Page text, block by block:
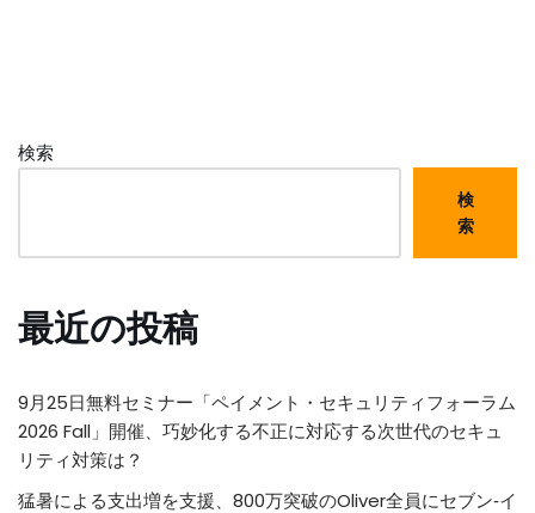
検索
検
索
最近の投稿
9月25日無料セミナー「ペイメント・セキュリティフォーラム
2026 Fall」開催、巧妙化する不正に対応する次世代のセキュ
リティ対策は？
猛暑による支出増を支援、800万突破のOliver全員にセブン‐イ